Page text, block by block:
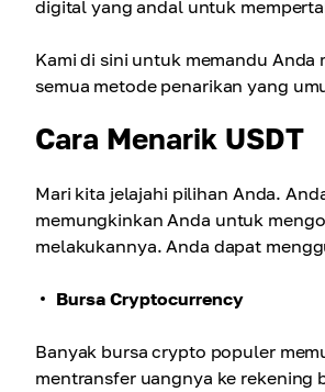
digital yang andal untuk
Kami di sini untuk memandu
semua metode penarikan yang
Cara Menarik USDT
Mari kita jelajahi pilihan Anda.
memungkinkan Anda untuk
melakukannya. Anda dapat
Bursa Cryptocurrency
Banyak bursa crypto populer
mentransfer uangnya ke rekening